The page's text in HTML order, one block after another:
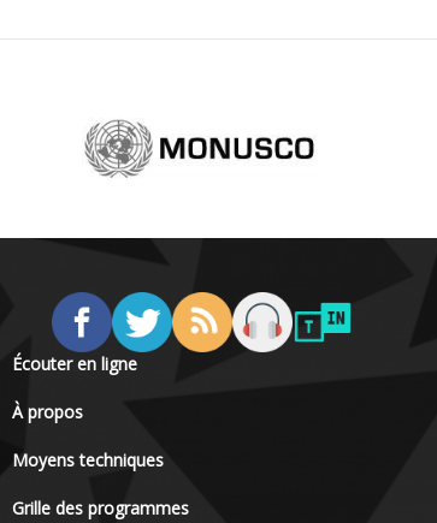
Écouter en ligne
À propos
Moyens techniques
Grille des programmes